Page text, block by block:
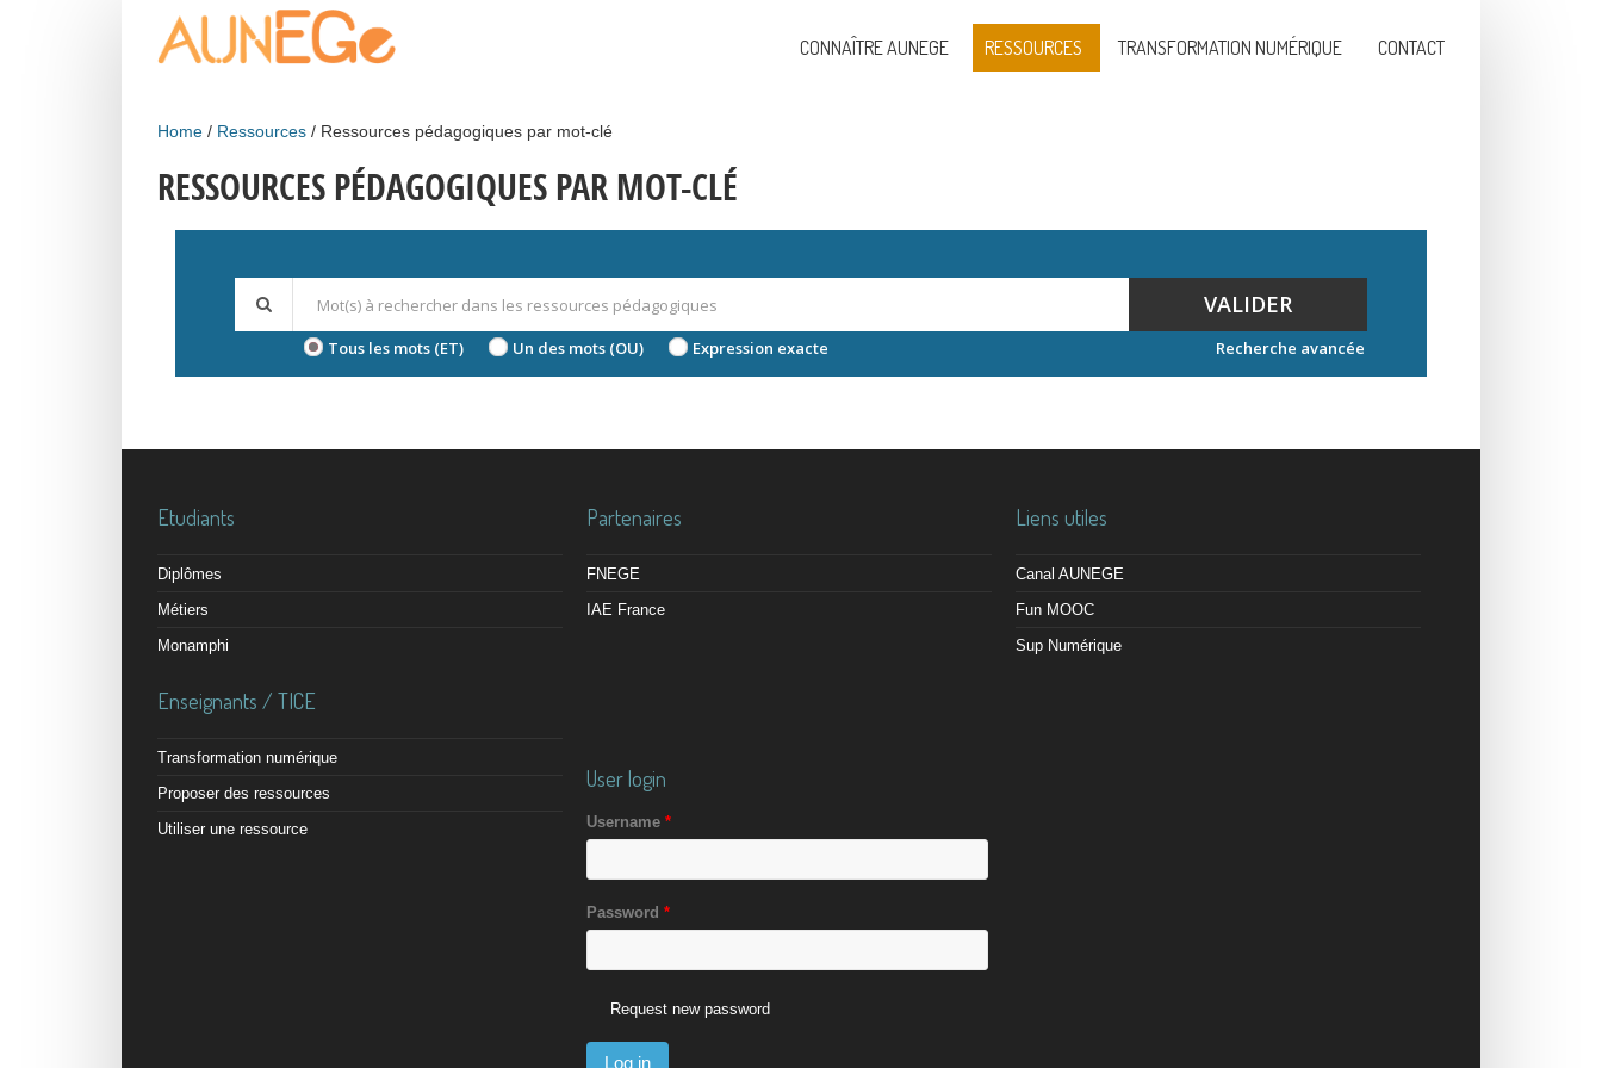
CONNAÎTRE AUNEGE RESSOURCES TRANSFORMATION NUMÉRIQUE CONTACT
Home Ressources Ressources pédagogiques par mot-clé
RESSOURCES PÉDAGOGIQUES PAR MOT-CLÉ
VALIDER
Tous les mots (ET) Un des mots (OU) Expression exacte Recherche avancée
Etudiants
Diplômes
Métiers
Monamphi
Enseignants / TICE
Transformation numérique
Proposer des ressources
Utiliser une ressource
Partenaires
FNEGE
IAE France
Liens utiles
Canal AUNEGE
Fun MOOC
Sup Numérique
User login
Username *
Password *
Request new password